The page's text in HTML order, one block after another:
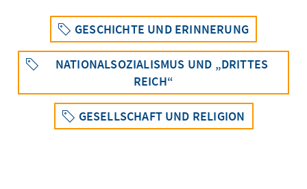
GESCHICHTE UND ERINNERUNG
NATIONALSOZIALISMUS UND „DRITTES
REICH“
GESELLSCHAFT UND RELIGION